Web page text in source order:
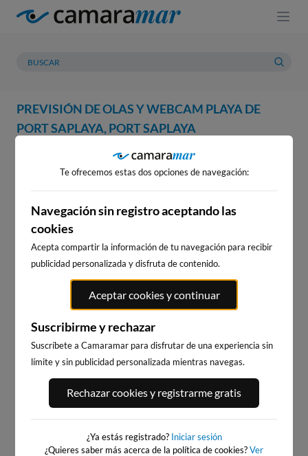
PREVISIÓN DE OLAS Y WEBCAM PLAYA DE
PORT SAPLAYA, PORT SAPLAYA
PREVISIÓN METEOROLOGÍA
WEBCAM PLAYA DE PORT
SAPLAYA, PORT SAPLAYA
WEBCAMS CERCANAS
PLAYA DE ALBORAYA
0km · Saboya
0.0 m PLATO
PLAYA DE LA PATACONA
0.0 m PLATO
Te ofrecemos estas dos opciones de navegación:
Navegación sin registro aceptando las
cookies
Acepta compartir la información de tu navegación para recibir
publicidad personalizada y disfruta de contenido.
Aceptar cookies y continuar
Suscribirme y rechazar
Suscríbete a Camaramar para disfrutar de una experiencia sin
límite y sin publicidad personalizada mientras navegas.
Rechazar cookies y registrarme gratis
¿Ya estás registrado? Iniciar sesión
¿Quieres saber más acerca de la política de cookies?Ver